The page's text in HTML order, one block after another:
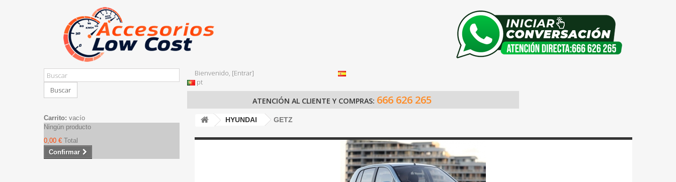
Buscar
Bienvenido, [Entrar]
pt
ATENCIÓN AL CLIENTE Y COMPRAS: 666 626 265
Carrito: vacío
Ningún producto
0,00 € Total
Confirmar
HYUNDAI GETZ